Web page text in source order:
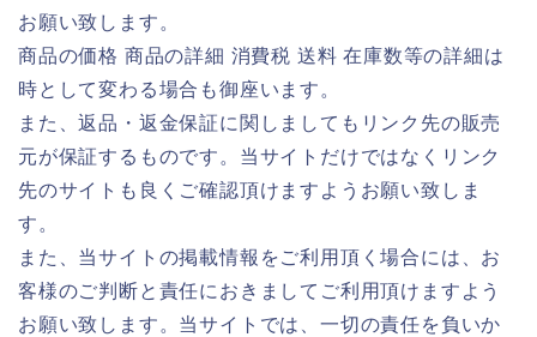
お願い致します。
商品の価格 商品の詳細 消費税 送料 在庫数等の詳細は
時として変わる場合も御座います。
また、返品・返金保証に関しましてもリンク先の販売
元が保証するものです。当サイトだけではなくリンク
先のサイトも良くご確認頂けますようお願い致しま
す。
また、当サイトの掲載情報をご利用頂く場合には、お
客様のご判断と責任におきましてご利用頂けますよう
お願い致します。当サイトでは、一切の責任を負いか